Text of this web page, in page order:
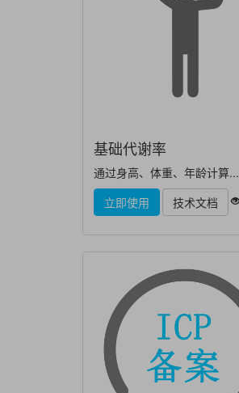
基础代谢率
通过身高、体重、年龄计算...
立即使用
技术文档